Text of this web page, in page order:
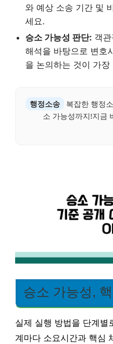
와 예상 소송 기간 및
세요.
승소 가능성 판단: 객
해석을 바탕으로 변호
을 논의하는 것이 가장
행정소송
복잡한 행정
소 가능성까지!지금
승소 가능성,
실제 실행 방법을 단계별
계마다 소요시간과 핵심